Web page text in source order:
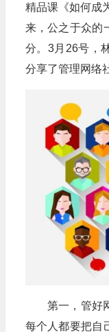
精品课《如何成
来，公之于众的
分。3月26号，
分享了管理网络
第一，管好
每个人都要把自